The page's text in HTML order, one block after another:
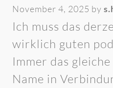
November 4, 2025 by
Ich muss das
wirklich guten
Immer das
Name in